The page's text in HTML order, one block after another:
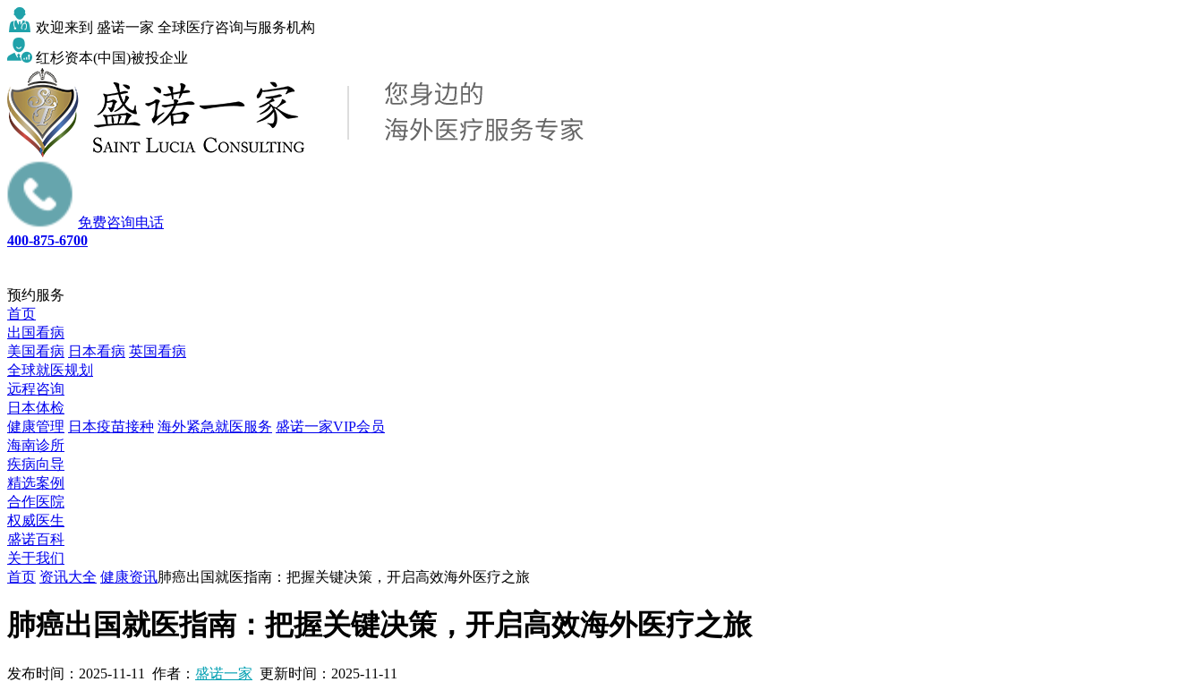
欢迎来到 盛诺一家 全球医疗咨询与服务机构
红杉资本(中国)被投企业
免费咨询电话
400-875-6700
预约服务
首页
出国看病
美国看病 日本看病 英国看病
全球就医规划
远程咨询
日本体检
健康管理 日本疫苗接种 海外紧急就医服务 盛诺一家VIP会员
海南诊所
疾病向导
精选案例
合作医院
权威医生
盛诺百科
关于我们
首页 资讯大全 健康资讯肺癌出国就医指南：把握关键决策，开启高效海外医疗之旅
肺癌出国就医指南：把握关键决策，开启高效海外医疗之旅
发布时间： 2025-11-11 作者： 盛诺一家 更新时间： 2025-11-11